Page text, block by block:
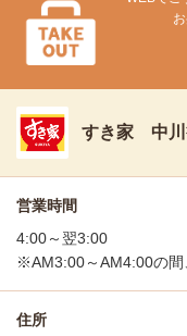
すき家 中川
営業時間
4:00～翌3:00
※AM3:00～AM4:00の間
住所